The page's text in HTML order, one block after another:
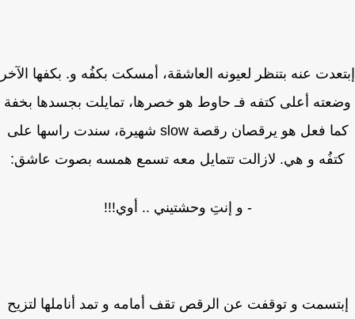
عنه بتنظر لعيونه العاشقة، أمسكت بكفُه و. بكفها الآخر
أعلى كتفه فـ حاوط هو خصرها، تمايلت بجسدها بخفة
كما فعل هو يرقصان رقصة slow شهيرة، سندت راسها على
و هي. لازالت تتمايل معه تسمع همسه بصوت عاشق:
- و إنتِ وحشتيني .. أوي!!!
و توقفت عن الرقص تقف أمامه و تمد أناملها لتزيح